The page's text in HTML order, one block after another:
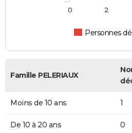
Personnes
0 2
Famille PELERIAUX
Moins de 10 ans 1
De 10 à 20 ans 0